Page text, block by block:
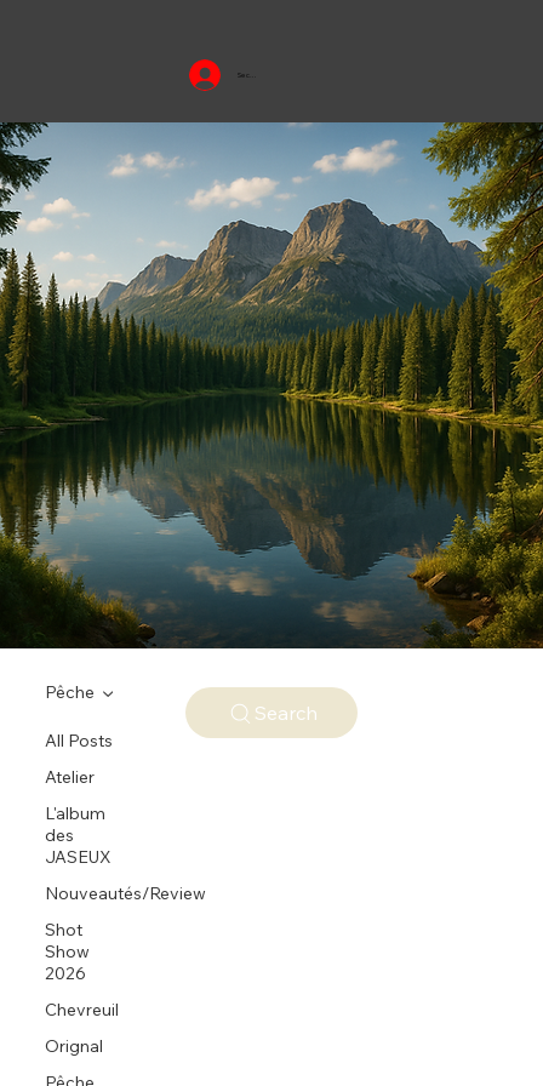
Se connecter
All Posts
Atelier
L'album
des
JASEUX
Nouveautés/Review
Shot
Show
2026
Chevreuil
Orignal
Pêche
Search